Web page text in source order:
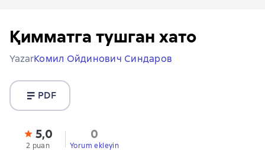
Қимматга тушган хато
YazarКомил Ойдинович Синдаров
PDF
5,0
2 puan
0
Yorum ekleyin